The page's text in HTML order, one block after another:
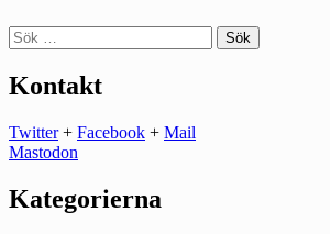
Sök
efter:
Kontakt
Twitter+ Facebook + Mail
Mastodon
Kategorierna